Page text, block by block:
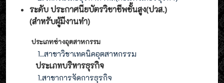
ระดับ ประกาศนียบัตรวิชาชีพชั้นสูง(ปวส.)
(สำหรับผู้มีงานทำ)
ประเภทช่างอุตสาหกรรม
1..สาขาวิชาเทคนิคอุตสาหกรรม
ประเภทบริหารธุรกิจ
1.สาขาการจัดการธุรกิจ